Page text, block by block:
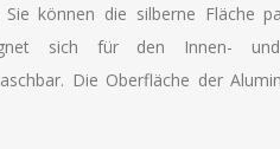
Sie können die silberne Fläche
sich für den Innen- und
Die Oberfläche der